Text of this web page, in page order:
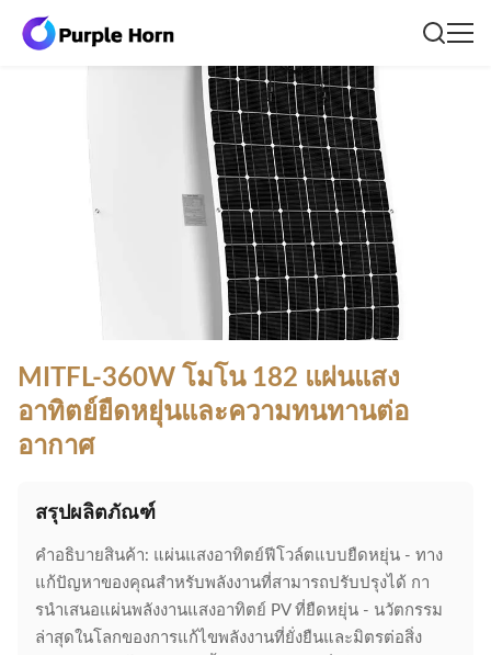
MITFL-360W โมโน 182 แผ่นแสง
อาทิตย์ยืดหยุ่นและความทนทานต่อ
อากาศ
สรุปผลิตภัณฑ์
คําอธิบายสินค้า: แผ่นแสงอาทิตย์ฟีโวล์ตแบบยืดหยุ่น - ทาง
แก้ปัญหาของคุณสําหรับพลังงานที่สามารถปรับปรุงได้ กา
รนําเสนอแผ่นพลังงานแสงอาทิตย์ PV ที่ยืดหยุ่น - นวัตกรรม
ล่าสุดในโลกของการแก้ไขพลังงานที่ยั่งยืนและมิตรต่อสิ่ง